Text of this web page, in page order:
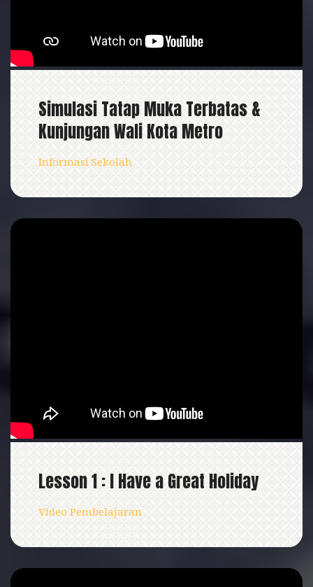
Simulasi Tatap Muka Terbatas &
Kunjungan Wali Kota Metro
Informasi Sekolah
Lesson 1 : I Have a Great Holiday
Video Pembelajaran